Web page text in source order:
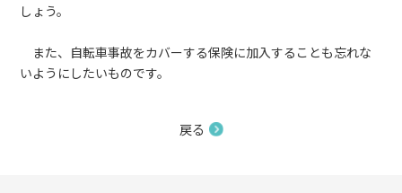
しょう。
また、自転車事故をカバーする保険に加入することも忘れな
いようにしたいものです。
戻る